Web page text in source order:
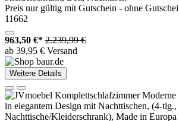
Preis nur gültig mit Gutschein - ohne
11662
963,50 €* 2.239,99 €
ab 39,95 € Versand
Weitere Details